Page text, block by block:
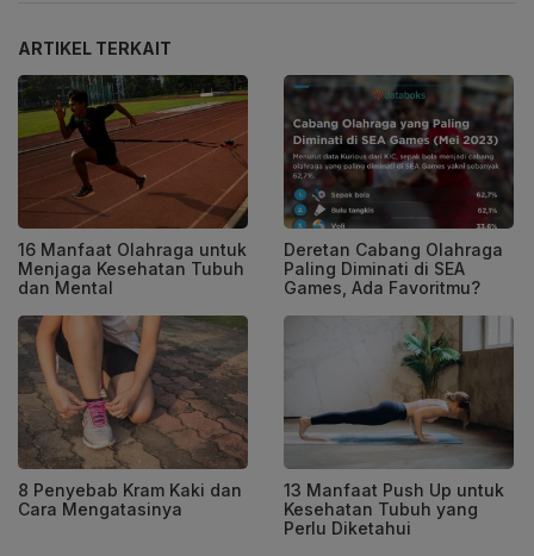
ARTIKEL TERKAIT
16 Manfaat Olahraga untuk
Menjaga Kesehatan Tubuh
dan Mental
Deretan Cabang Olahraga
Paling Diminati di SEA
Games, Ada Favoritmu?
8 Penyebab Kram Kaki dan
Cara Mengatasinya
13 Manfaat Push Up untuk
Kesehatan Tubuh yang
Perlu Diketahui